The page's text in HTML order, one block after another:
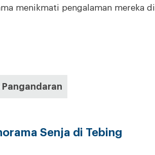
menikmati pengalaman mereka di
Senja di Tebing